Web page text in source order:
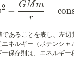
2 −
r
GMm
=
であることを表し、左
ネルギー（ポテンシャ
保存則は、エネルギー